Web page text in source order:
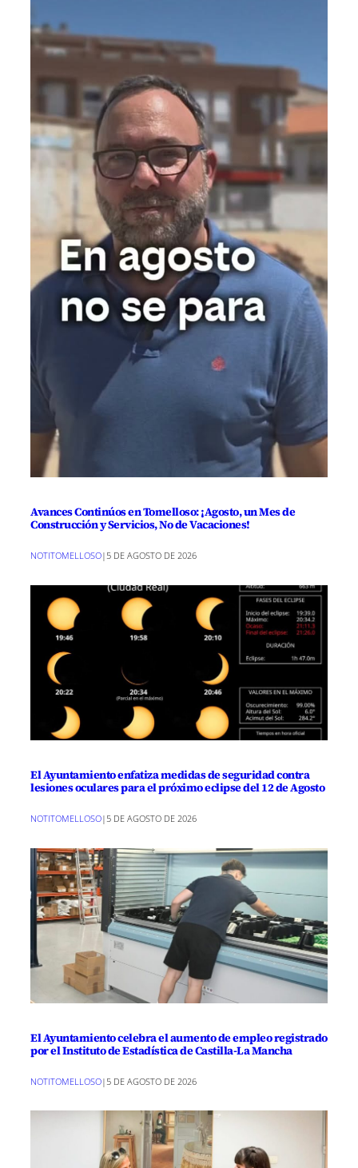
Avances Continúos en Tomelloso: ¡Agosto, un Mes de
Construcción y Servicios, No de Vacaciones!
NOTITOMELLOSO|5 DE AGOSTO DE 2026
El Ayuntamiento enfatiza medidas de seguridad contra
lesiones oculares para el próximo eclipse del 12 de Agosto
NOTITOMELLOSO| 5 DE AGOSTO DE 2026
El Ayuntamiento celebra el aumento de empleo registrado
por el Instituto de Estadística de Castilla-La Mancha
NOTITOMELLOSO| 5 DE AGOSTO DE 2026